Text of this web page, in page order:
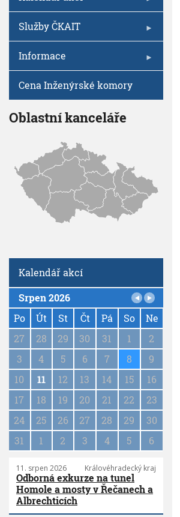
Služby ČKAIT
Informace
Cena Inženýrské komory
Oblastní kanceláře
Kalendář akcí
P
a
g
a
i
o
n
Srpen 2026
Po
Út St Čt Pá So
Ne
27
28 29 30 31 1
2
3
4 5 6 7 8
9
10
11 12 13 14 15
16
17
18 19 20 21 22
23
24
25 26 27 28 29
30
31
1 2 3 4 5 6
11. srpen 2026 Královéhradecký kraj
Odborná exkurze na tunel
Homole a mosty v Řečanech a
Albrechticích